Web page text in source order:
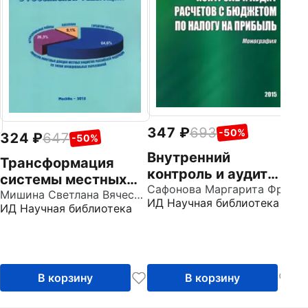
324 647 -50%
Трансформация
системы местных
налогов и сборов в
условиях
РФ
Мишина Светлана Вячеславовна
ИД Научная библиотека
В корзину
347 693 -50%
Внутренний
контроль и аудит
расчетов с
бюджетом по налогу
ИД Научная библиотека
В корзину